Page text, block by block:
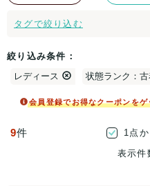
タグで絞り込む
絞り込み条件：
レディース 状態ランク：
会員登録でお得なクーポンを
9件 1点か
表示件